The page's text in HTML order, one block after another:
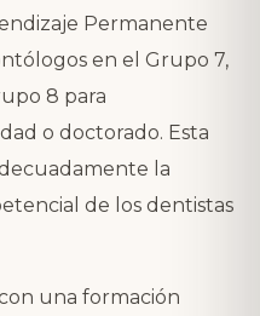
Permanente
en el Grupo 7,
8 para
o doctorado. Esta
la
de los dentistas
una formación